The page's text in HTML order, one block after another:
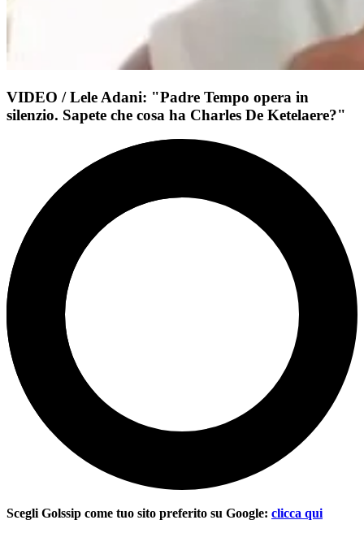
VIDEO / Lele Adani: "Padre Tempo opera in
silenzio. Sapete che cosa ha Charles De Ketelaere?"
Scegli Golssip come tuo sito preferito su Google: clicca qui